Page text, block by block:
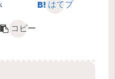
はてブ
コピー